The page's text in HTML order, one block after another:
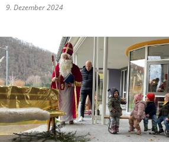
9. Dezember 2024